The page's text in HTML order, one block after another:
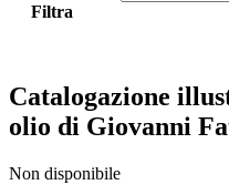
Filtra
Catalogazione
olio di Giovanni
Non disponibile